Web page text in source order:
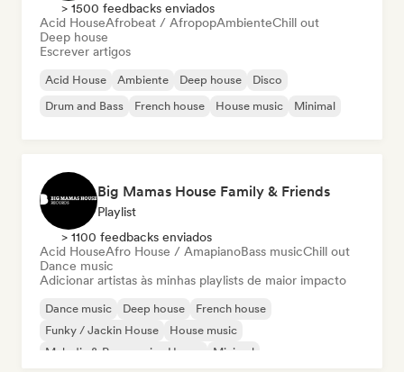
> 1500 feedbacks enviados
Acid HouseAfrobeat / AfropopAmbienteChill out
Deep house
Escrever artigos
Acid House Ambiente Deep house
Disco
Drum and Bass
French house House music Minimal
Big Mamas House Family & Friends
Playlist
> 1100 feedbacks enviados
Acid HouseAfro House / AmapianoBass musicChill out
Dance music
Adicionar artistas às minhas playlists de maior impacto
Dance music Deep house
French house
Funky / Jackin House
House music
Melodic & Progressive House
Minimal